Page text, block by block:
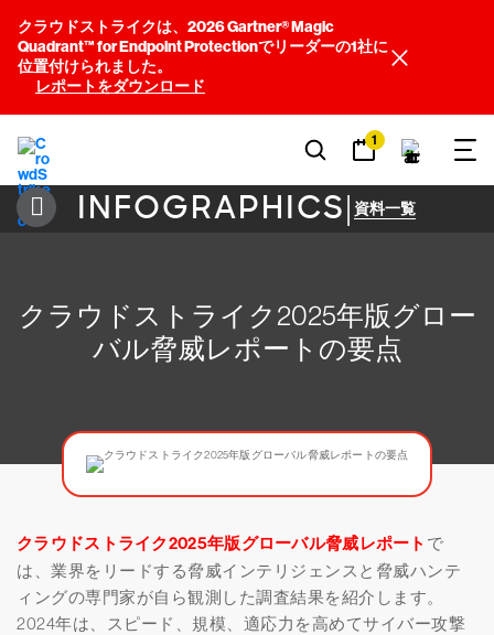
クラウドストライクは、2026 Gartner® Magic
Quadrant™ for Endpoint Protectionでリーダーの1社に
位置付けられました。
レポートをダウンロード
1
INFOGRAPHICS| 資料一覧
クラウドストライク2025年版グロー
バル脅威レポートの要点
クラウドストライク2025年版グローバル脅威レポート で
は、業界をリードする脅威インテリジェンスと脅威ハンテ
ィングの専門家が自ら観測した調査結果を紹介します。
2024年は、スピード、規模、適応力を高めてサイバー攻撃